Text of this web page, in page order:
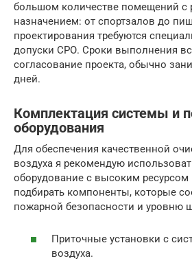
большом количестве помещений с
назначением: от спортзалов до
проектирования требуются
допуски СРО. Сроки выполнения
согласование проекта, обычно
дней.
Комплектация системы и
оборудования
Для обеспечения качественной
воздуха я рекомендую
оборудование с высоким
подбирать компоненты, которые
пожарной безопасности и уровню
Приточные установки с
воздуха.